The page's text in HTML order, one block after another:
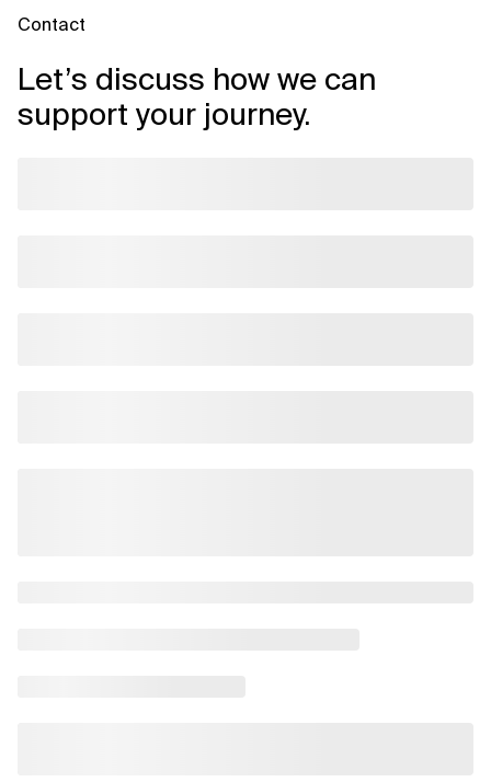
Contact
Let’s discuss how we can
support your journey.